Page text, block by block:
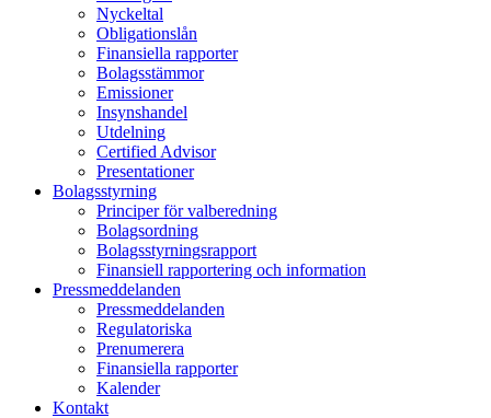
Nyckeltal
Obligationslån
Finansiella rapporter
Bolagsstämmor
Emissioner
Insynshandel
Utdelning
Certified Advisor
Presentationer
Bolagsstyrning
Principer för valberedning
Bolagsordning
Bolagsstyrningsrapport
Finansiell rapportering och information
Pressmeddelanden
Pressmeddelanden
Regulatoriska
Prenumerera
Finansiella rapporter
Kalender
Kontakt